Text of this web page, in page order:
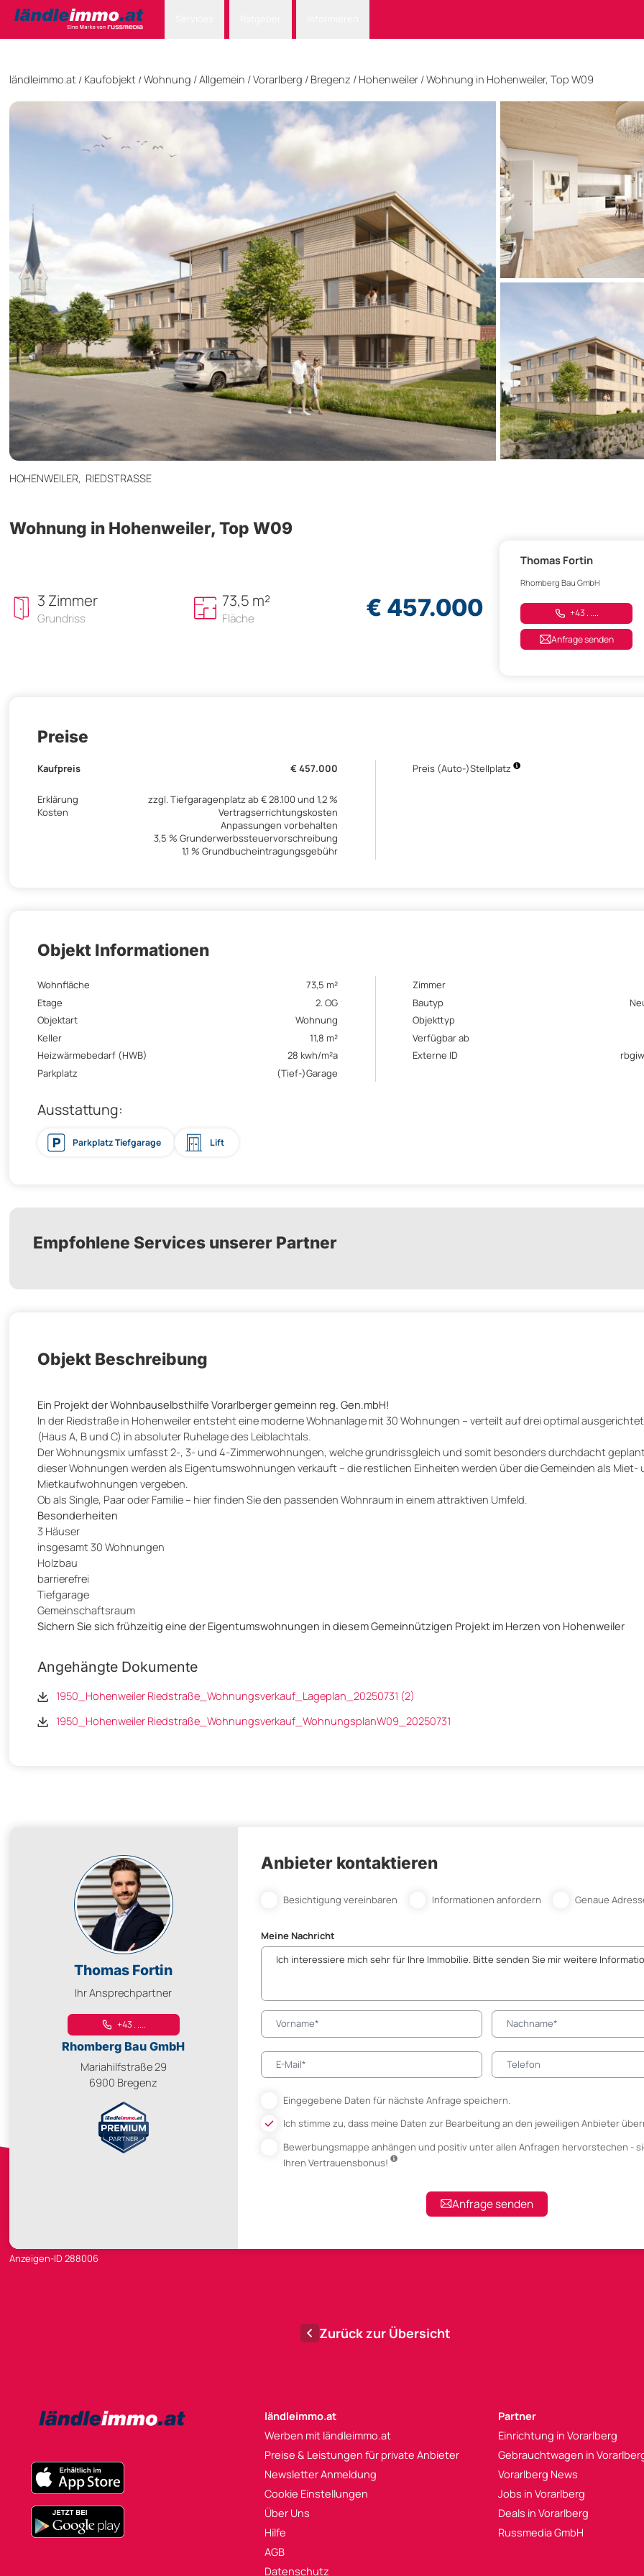
ländleimmo.at / Kaufobjekt / Wohnung /Allgemein /Vorarlberg / Bregenz / Hohenweiler /Wohnung in Hohenweiler, Top W09
HOHENWEILER, RIEDSTRASSE
Wohnung in Hohenweiler, Top W09
3 Zimmer
Grundriss
73,5 m²
Fläche € 457.000
Thomas Fortin
Rhomberg Bau GmbH
+43 . ....
Anfrage senden
Preise
Kaufpreis € 457.000 Preis (Auto-)Stellplatz
Erklärung
Kosten
zzgl. Tiefgaragenplatz ab € 28.100 und 1,2 %
Vertragserrichtungskosten
Anpassungen vorbehalten
3,5 % Grunderwerbssteuervorschreibung
1,1 % Grundbucheintragungsgebühr
Objekt Informationen
Wohnfläche 73,5 m²
Zimmer
Etage
2. OG Bautyp
Objektart
Wohnung
Objekttyp
Keller
11,8 m²
Verfügbar ab
Heizwärmebedarf (HWB)
28 kwh/m²a Externe ID
Parkplatz
(Tief-)Garage
Ausstattung:
Parkplatz Tiefgarage Lift
Empfohlene Services unserer Partner
Objekt Beschreibung
Ein Projekt der Wohnbauselbsthilfe Vorarlberger gemeinn reg. Gen.mbH!
In der Riedstraße in Hohenweiler entsteht eine moderne Wohnanlage mit 30 Wohnungen – verteilt auf drei optimal
(Haus A, B und C) in absoluter Ruhelage des Leiblachtals.
Der Wohnungsmix umfasst 2-, 3- und 4-Zimmerwohnungen, welche grundrissgleich und somit besonders durchdacht
dieser Wohnungen werden als Eigentumswohnungen verkauft – die restlichen Einheiten werden über die Gemeinden als Miet-
Mietkaufwohnungen vergeben.
Ob als Single, Paar oder Familie – hier finden Sie den passenden Wohnraum in einem attraktiven Umfeld.
Besonderheiten
3 Häuser
insgesamt 30 Wohnungen
Holzbau
barrierefrei
Tiefgarage
Gemeinschaftsraum
Sichern Sie sich frühzeitig eine der Eigentumswohnungen in diesem Gemeinnützigen Projekt im Herzen von Hohenweiler
Angehängte Dokumente
1950_Hohenweiler Riedstraße_Wohnungsverkauf_Lageplan_20250731 (2)
1950_Hohenweiler Riedstraße_Wohnungsverkauf_WohnungsplanW09_20250731
Thomas Fortin
Ihr Ansprechpartner
+43 . ....
Rhomberg Bau GmbH
Mariahilfstraße 29
6900 Bregenz
Anbieter kontaktieren
Besichtigung vereinbaren Informationen anfordern Genaue
Meine Nachricht
Eingegebene Daten für nächste Anfrage speichern.
Ich stimme zu, dass meine Daten zur Bearbeitung an den jeweiligen Anbieter
Bewerbungsmappe anhängenund positiv unter allen Anfragen hervorstechen -
Ihren Vertrauensbonus!
Anfrage senden
Anzeigen-ID 288006
Zurück zur Übersicht
ländleimmo.at
Werben mit ländleimmo.at
Preise & Leistungen für private Anbieter
Newsletter Anmeldung
Cookie Einstellungen
Über Uns
Hilfe
AGB
Datenschutz
Partner
Einrichtung in Vorarlberg
Gebrauchtwagen in
Vorarlberg News
Jobs in Vorarlberg
Deals in Vorarlberg
Russmedia GmbH